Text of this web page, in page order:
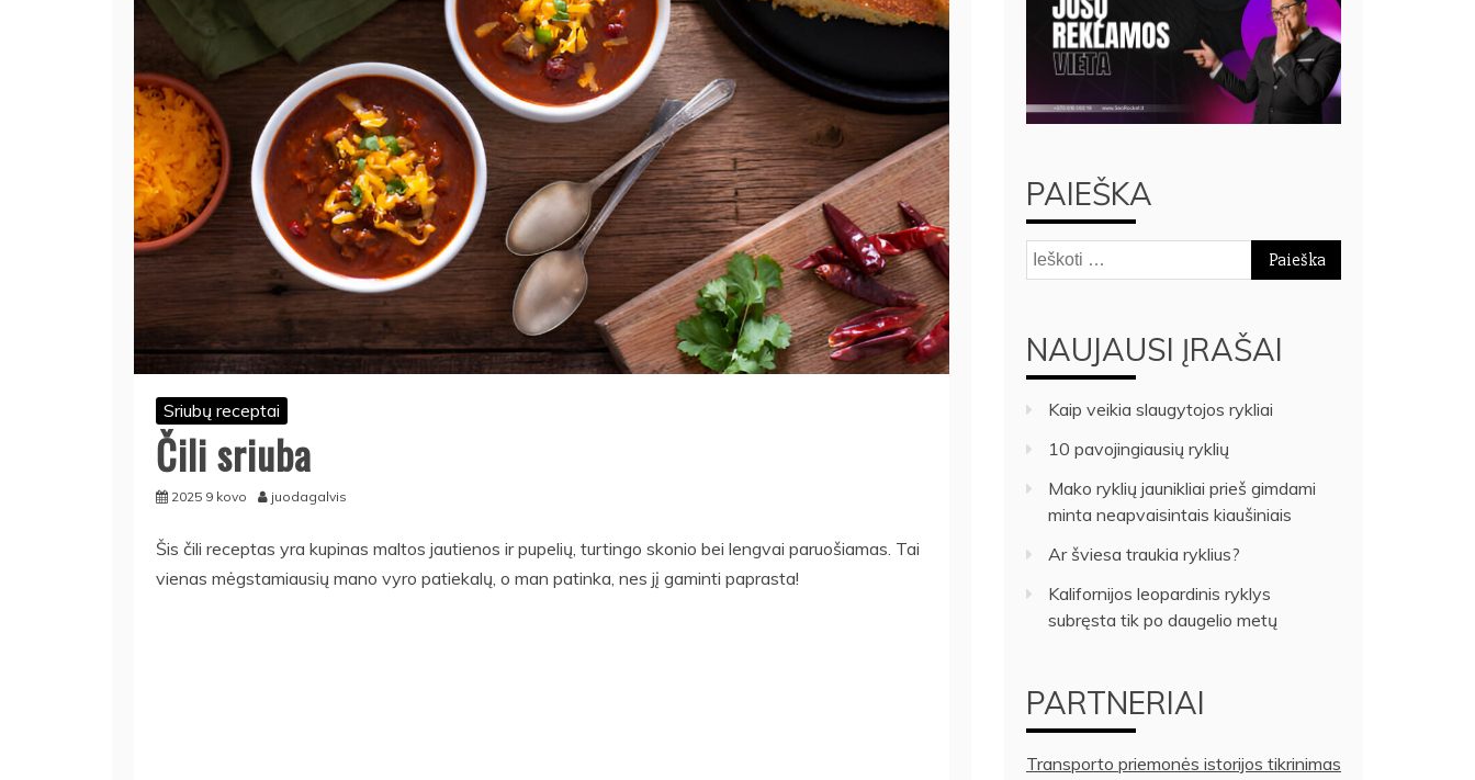
Sriubų receptai
Čili sriuba
2025 9 kovo juodagalvis
Šis čili receptas yra kupinas maltos jautienos ir pupelių, turtingo skonio bei lengvai paruošiamas. Tai
vienas mėgstamiausių mano vyro patiekalų, o man patinka, nes jį gaminti paprasta!
PAIEŠKA
Ieškoti:
NAUJAUSI ĮRAŠAI
Kaip veikia slaugytojos rykliai
10 pavojingiausių ryklių
Mako ryklių jaunikliai prieš gimdami
minta neapvaisintais kiaušiniais
Ar šviesa traukia ryklius?
Kalifornijos leopardinis ryklys
subręsta tik po daugelio metų
PARTNERIAI
Transporto priemonės istorijos tikrinimas